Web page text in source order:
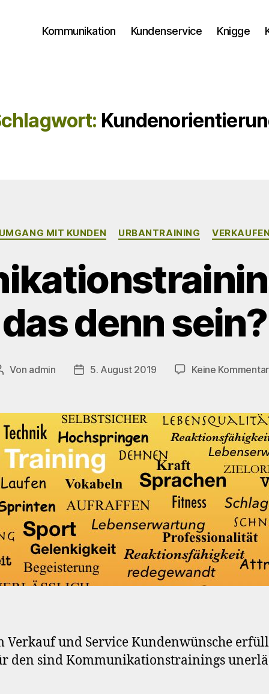
Kommunikation Kundenservice Knigge
Kategorien
MIT KUNDEN URBANTRAINING VERKAUFEN
das denn sein?
Von admin Beitragsdatum
5. August 2019 Keine
Verkauf und Service Kundenwünsche
den sind Kommunikationstrainings